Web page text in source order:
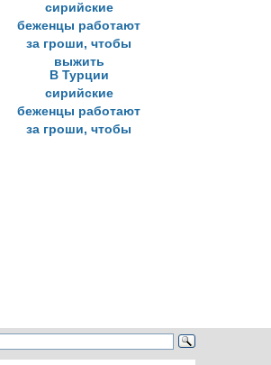
В Турции
сирийские
беженцы работают
за гроши, чтобы